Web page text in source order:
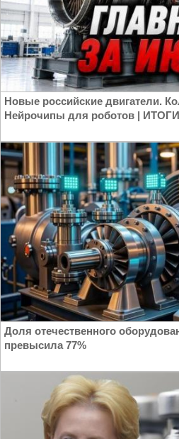
Новые российские двигатели.
Нейрочипы для роботов |
Доля отечественного
превысила 77%